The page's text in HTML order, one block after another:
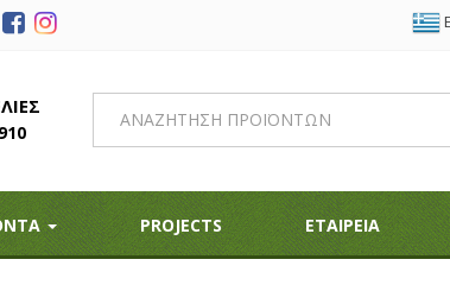
PROJECTS ΕΤΑΙΡΕΙΑ